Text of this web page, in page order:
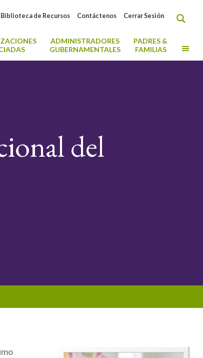
Cerrar Sesión
Contáctenos
Biblioteca de Recursos
ADMINISTRADORES
GUBERNAMENTALES
PADRES &
FAMILIAS
del